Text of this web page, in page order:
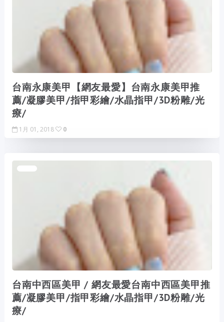
台南永康美甲【網友最愛】台南永康美甲推
薦/凝膠美甲/指甲彩繪/水晶指甲/3D粉雕/光
療/
1月 01, 2018 0
台南中西區美甲 / 網友最愛台南中西區美甲推
薦/凝膠美甲/指甲彩繪/水晶指甲/3D粉雕/光
療/